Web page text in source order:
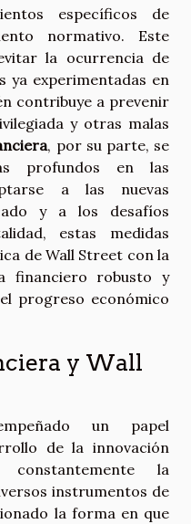
específicos de
normativo. Este
la ocurrencia de
ya experimentadas en
contribuye a prevenir
y otras malas
, por su parte, se
profundos en las
a las nuevas
y a los desafíos
estas medidas
de Wall Street con la
financiero robusto y
progreso económico
y Wall
un papel
de la innovación
constantemente la
instrumentos de
la forma en que